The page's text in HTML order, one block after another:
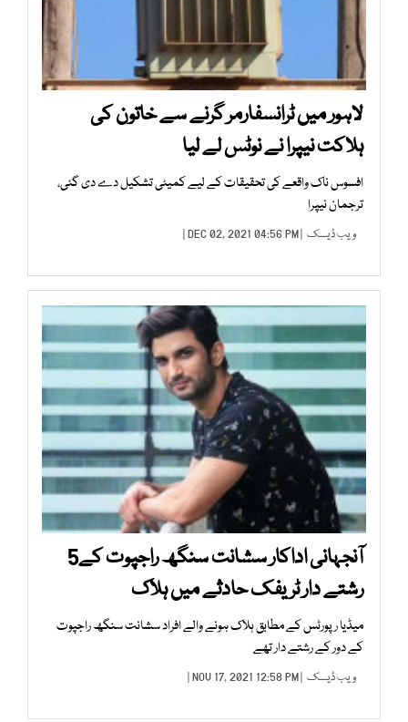
لاہور میں ٹرانسفارمر گرنے سے خاتون کی
ہلاکت نیپرا نے نوٹس لے لیا
افسوس ناک واقعے کی تحقیقات کے لیے کمیٹی تشکیل دے دی گئی،
ترجمان نیپرا
ویب ڈیسک | DEC 02, 2021 04:56 PM |
آنجہانی اداکار سشانت سنگھ راجپوت کے5
رشتے دار ٹریفک حادثے میں ہلاک
میڈیا رپورٹس کے مطابق ہلاک ہونے والے افراد سشانت سنگھ راجپوت
کے دور کے رشتے دار تھے
ویب ڈیسک | NOV 17, 2021 12:58 PM |